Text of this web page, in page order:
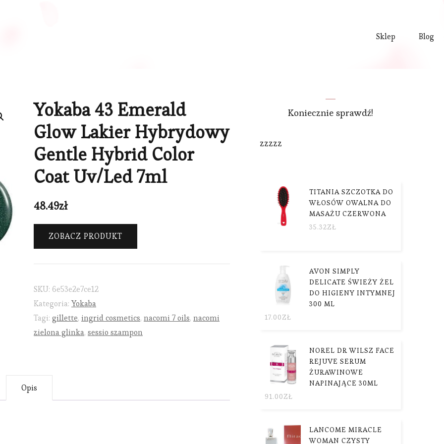
Sklep Blog
Yokaba 43 Emerald
Glow Lakier Hybrydowy
Gentle Hybrid Color
Coat Uv/Led 7ml
48.49zł
ZOBACZ PRODUKT
SKU: 6e53e2e7ce12
Kategoria: Yokaba
Tagi: gillette, ingrid cosmetics, nacomi 7 oils, nacomi
zielona glinka, sessio szampon
Opis
Koniecznie sprawdź!
zzzzz
TITANIA SZCZOTKA DO
WŁOSÓW OWALNA DO
MASAŻU CZERWONA
35.32ZŁ
AVON SIMPLY
DELICATE ŚWIEŻY ŻEL
DO HIGIENY INTYMNEJ
300 ML
17.00ZŁ
NOREL DR WILSZ FACE
REJUVE SERUM
ŻURAWINOWE
NAPINAJĄCE 30ML
91.00ZŁ
LANCOME MIRACLE
WOMAN CZYSTY